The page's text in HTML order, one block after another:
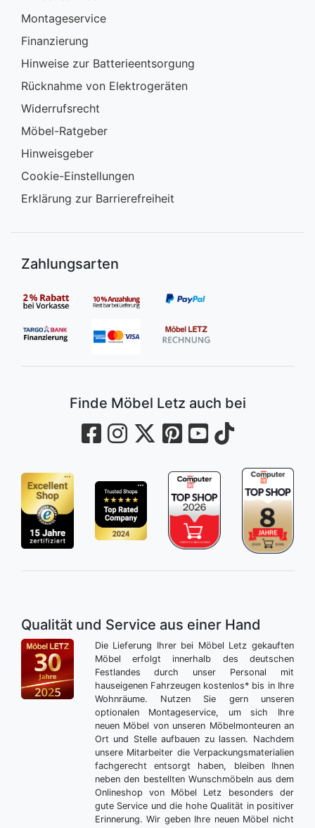
Montageservice
Finanzierung
Hinweise zur Batterieentsorgung
Rücknahme von Elektrogeräten
Widerrufsrecht
Möbel-Ratgeber
Hinweisgeber
Cookie-Einstellungen
Erklärung zur Barrierefreiheit
Zahlungsarten
Finde Möbel Letz auch bei
Qualität und Service aus einer Hand
Die Lieferung Ihrer bei Möbel Letz gekauften
Möbel erfolgt innerhalb des deutschen
Festlandes durch unser Personal mit
hauseigenen Fahrzeugen kostenlos* bis in Ihre
Wohnräume. Nutzen Sie gern unseren
optionalen Montageservice, um sich Ihre
neuen Möbel von unseren Möbelmonteuren an
Ort und Stelle aufbauen zu lassen. Nachdem
unsere Mitarbeiter die Verpackungsmaterialien
fachgerecht entsorgt haben, bleiben Ihnen
neben den bestellten Wunschmöbeln aus dem
Onlineshop von Möbel Letz besonders der
gute Service und die hohe Qualität in positiver
Erinnerung. Wir geben Ihre neuen Möbel nicht